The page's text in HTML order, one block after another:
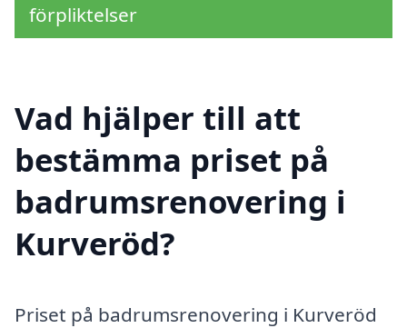
förpliktelser
Vad hjälper till att
bestämma priset på
badrumsrenovering i
Kurveröd?
Priset på badrumsrenovering i Kurveröd